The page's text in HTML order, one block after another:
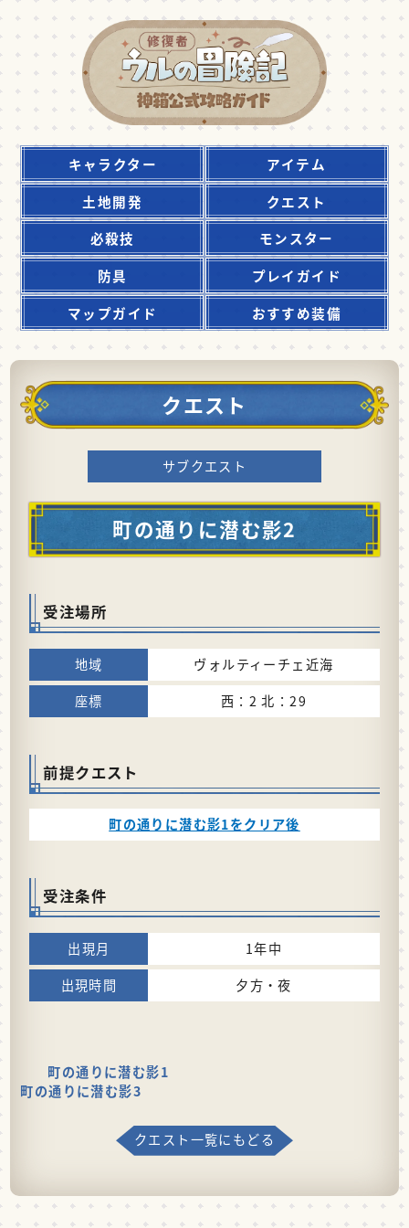
キャラクター
アイテム
土地開発
クエスト
必殺技
モンスター
防具
プレイガイド
マップガイド
おすすめ装備
クエスト
サブクエスト
町の通りに潜む影2
受注場所
ヴォルティーチェ近海
西：2 北：29
前提クエスト
町の通りに潜む影1をクリア後
受注条件
1年中
夕方・夜
町の通りに潜む影1
町の通りに潜む影3
クエスト一覧にもどる